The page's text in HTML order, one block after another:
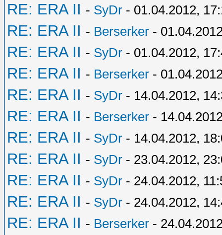
RE: ERA II - SyDr - 01.04.2012,
RE: ERA II - Berserker -
RE: ERA II - SyDr - 01.04.2012,
RE: ERA II - Berserker -
RE: ERA II - SyDr - 14.04.2012,
RE: ERA II - Berserker -
RE: ERA II - SyDr - 14.04.2012,
RE: ERA II - SyDr - 23.04.2012,
RE: ERA II - SyDr - 24.04.2012,
RE: ERA II - SyDr - 24.04.2012,
RE: ERA II - Berserker -